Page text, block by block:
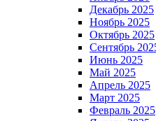
Декабрь 2025
Ноябрь 2025
Октябрь 2025
Сентябрь
Июнь 2025
Май 2025
Апрель 2025
Март 2025
Февраль 2025